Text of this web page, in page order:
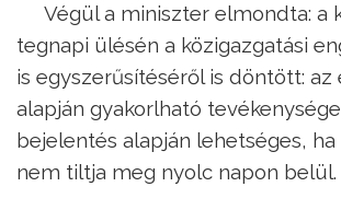
Végül a miniszter elmondta: a
tegnapi ülésén a közigazgatási
is egyszerűsítéséről is döntött: az
alapján gyakorlható
bejelentés alapján lehetséges, ha
nem tiltja meg nyolc napon belül.